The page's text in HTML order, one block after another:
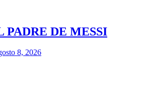
PADRE DE MESSI
8, 2026